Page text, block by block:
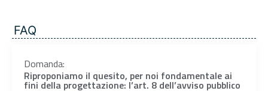
FAQ
Domanda:
Riproponiamo il quesito, per noi fondamentale ai
fini della progettazione: l’art. 8 dell’avviso pubblico